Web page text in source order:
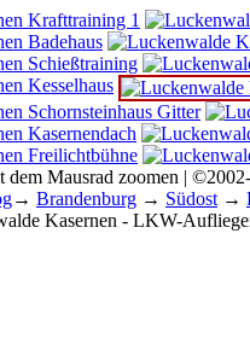
Mausrad zoomen |
→ Brandenburg → Südost →
Kasernen - LKW-